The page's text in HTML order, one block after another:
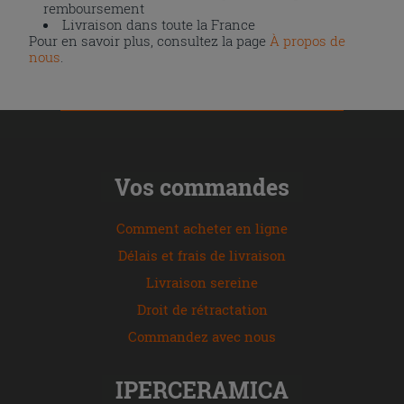
remboursement
Livraison dans toute la France
Pour en savoir plus, consultez la page À propos de
nous
Vos commandes
Comment acheter en ligne
Délais et frais de livraison
Livraison sereine
Droit de rétractation
Commandez avec nous
IPERCERAMICA